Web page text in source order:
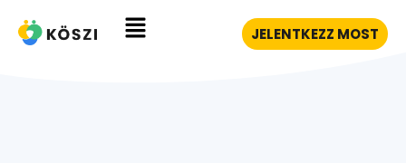
JELENTKEZZ MOST